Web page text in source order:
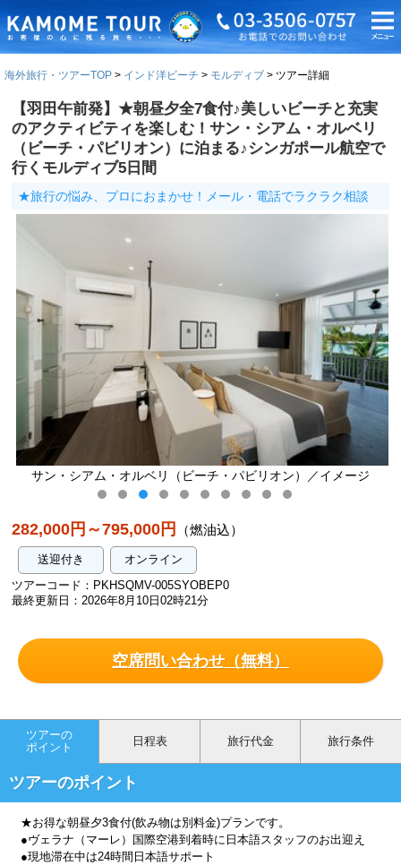
海外旅行・ツアーTOP インド洋ビーチ モルディブ ツアー詳細
【羽田午前発】★朝昼夕全7食付♪美しいビーチと充実
のアクティビティを楽しむ！サン・シアム・オルベリ
（ビーチ・パビリオン）に泊まる♪シンガポール航空で
行くモルディブ5日間
★旅行の悩み、プロにおまかせ！メール・電話でラクラク相談
サン・シアム・オルベリ（ビーチ・パビリオン）／イメージ
282,000円～795,000円 （燃油込）
送迎付き
オンライン
ツアーコード：PKHSQMV-005SYOBEP0
最終更新日：2026年8月10日02時21分
空席問い合わせ（無料）
ツアーの
ポイント
日程表 旅行代金 旅行条件
ツアーのポイント
★お得な朝昼夕3食付(飲み物は別料金)プランです。
●ヴェラナ（マーレ）国際空港到着時に日本語スタッフのお出迎え
●現地滞在中は24時間日本語サポート